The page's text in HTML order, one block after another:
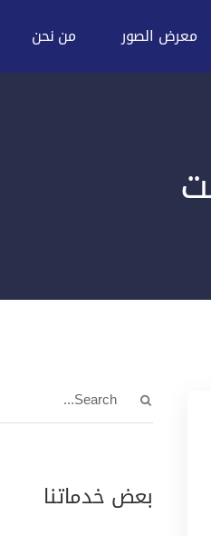
معرض الصور من نحن
بعض خدماتنا